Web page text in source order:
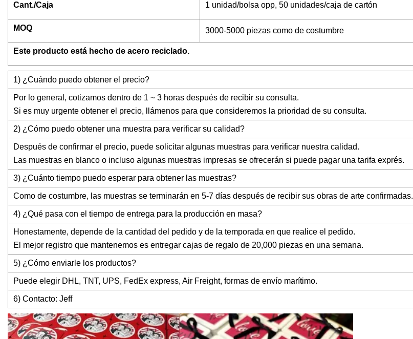
Cant./Caja 1 unidad/bolsa opp, 50 unidades/caja de cartón
MOQ 3000-5000 piezas como de costumbre
Este producto está hecho de acero reciclado.
1) ¿Cuándo puedo obtener el precio?
Por lo general, cotizamos dentro de 1 ~ 3 horas después de recibir su consulta.
Si es muy urgente obtener el precio, llámenos para que consideremos la prioridad de su consulta.
2) ¿Cómo puedo obtener una muestra para verificar su calidad?
Después de confirmar el precio, puede solicitar algunas muestras para verificar nuestra calidad.
Las muestras en blanco o incluso algunas muestras impresas se ofrecerán si puede pagar una tarifa exprés.
3) ¿Cuánto tiempo puedo esperar para obtener las muestras?
Como de costumbre, las muestras se terminarán en 5-7 días después de recibir sus obras de arte confirmadas.
4) ¿Qué pasa con el tiempo de entrega para la producción en masa?
Honestamente, depende de la cantidad del pedido y de la temporada en que realice el pedido.
El mejor registro que mantenemos es entregar cajas de regalo de 20,000 piezas en una semana.
5) ¿Cómo enviarle los productos?
Puede elegir DHL, TNT, UPS, FedEx express, Air Freight, formas de envío marítimo.
6) Contacto: Jeff